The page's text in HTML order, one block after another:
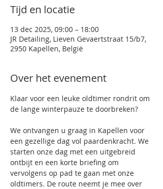
Tijd en locatie
13 dec 2025, 09:00 – 18:00
JR Detailing, Lieven Gevaertstraat 15/b7,
2950 Kapellen, België
Over het evenement
Klaar voor een leuke oldtimer rondrit om
de lange winterpauze te doorbreken?
We ontvangen u graag in Kapellen voor
een gezellige dag vol paardenkracht. We
starten onze dag met een uitgebreid
ontbijt en een korte briefing om
vervolgens op pad te gaan met onze
oldtimers. De route neemt je mee over